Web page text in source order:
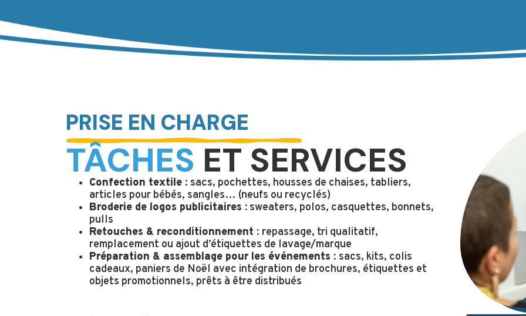
PRISE EN CHARGE
TÂCHES ET SERVICES
Confection textile : sacs, pochettes, housses de chaises, tabliers,
articles pour bébés, sangles… (neufs ou recyclés)
Broderie de logos publicitaires : sweaters, polos, casquettes, bonnets,
pulls
Retouches & reconditionnement : repassage, tri qualitatif,
remplacement ou ajout d’étiquettes de lavage/marque
Préparation & assemblage pour les événements : sacs, kits, colis
cadeaux, paniers de Noël avec intégration de brochures, étiquettes et
objets promotionnels, prêts à être distribués